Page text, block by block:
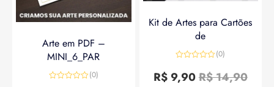
Arte em PDF –
MINI_6_PAR
(0)
Kit de Artes para Cartões
de
0
de
(0)
R$14,90
R$9,90